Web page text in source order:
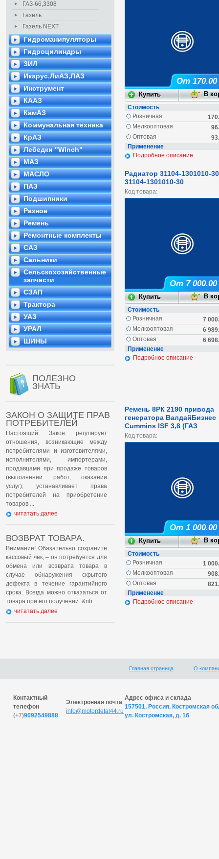
ГАЗ-66,3308
Газель
Газель NEXT
Гидроманипуляторы
Гидроцилиндры
ЗИЛ
Икарус,ЛиАЗ,ЛАЗ
Инструмент
КААЗ
КамАЗ
Коммунальная техника
КрАЗ
Лебедки "Winch"
МАЗ
МАСЛО
ПАЗ
Подшипники
Разное
Ремень
Ремонтные комплекты
САЗ
Сальники
Сельскохозяйственные
запчасти
СЗАП
Трактора
УАЗ
УРАЛ
ШИНЫ
ПОЛЕЗНО
ЗНАТЬ
ЗАКОН О ЗАЩИТЕ ПРАВ
ПОТРЕБИТЕЛЕЙ
Настоящий Закон регулирует
отношения, возникающие между
потребителями и изготовителями,
исполнителями, импортерами,
продавцами при продаже товаров
(выполнении работ, оказании
услуг), устанавливает права
потребителей на приобретение
товаров ...
читатать далее
ВОЗВРАТ ТОВАРА.
Внимание! Обязательно сохраните
кассовый чек, – он потребуется для
обмена или возврата товара в
случае обнаружения скрытого
дефекта в течение гарантийного
срока. Всегда можно отказаться от
товара при его получении. &nb...
читатать далее
От 170.00
Стоимость
Розничная
Мелкооптовая
Оптовая
Применение
Подробное описание
Радиатор 31104-1301010-30
31104-1301010-30
Код товара:
От 7 000.00
Стоимость
7
Розничная
6
Мелкооптовая
6
Оптовая
Применение
Подробное описание
Ремень 8РК 2190 привода
генератора ВалдайБизнес
Cummins ISF 3,8 (ГАЗ
Код товара:
От 1 000.00
Стоимость
1
Розничная
Мелкооптовая
Оптовая
Применение
Подробное описание
Главная страница О
Контактный
телефон
(+7)9092549888
Электронная почта
info@motordetal44.ru
Адрес офиса и склада
157501, Россия, Костромская
ул. Костромская, д. 1б